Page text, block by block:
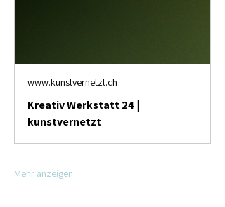
www.kunstvernetzt.ch
Kreativ Werkstatt 24 |
kunstvernetzt
Mehr anzeigen